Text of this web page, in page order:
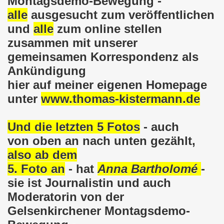
alle ausgesucht zum veröffentlichen
und alle zum online stellen
zusammen mit unserer
gemeinsamen Korrespondenz als
Ankündigung
hier auf meiner eigenen Homepage
unter www.thomas-kistermann.de
Und die letzten 5 Fotos - auch
von oben an nach unten gezählt,
also ab dem
5. Foto an - hat Anna Bartholomé -
sie ist Journalistin und auch
Moderatorin von der
Gelsenkirchener Montagsdemo-
Volk und mit dem libanesischen Volk!
Eisenach: Zeichen gegen Sozialkahlschlag und
Montagsdemonstration am 12.08.2024 - eine
Gelsenkirchen am 12.08.2024 ab 17.30 Uhr - am Platz
am 08.07.2024 Protest gegen Armut,
der Bundesweiten Montagsdemo-
Gelsenkirchener Montagsdemo-Bewegung am
am 13.05.2024 um 17.30 Uhr auf dem
Bewegung am 08.04.2024 auf dem Heinrich-König-
ruft auf am 11.03.2024 zum Jahrestag